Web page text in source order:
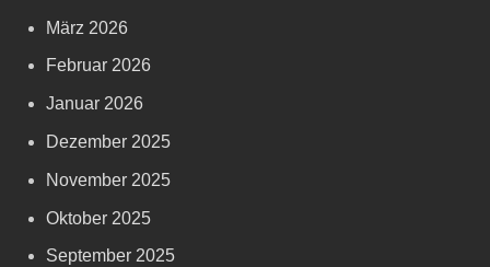
März 2026
Februar 2026
Januar 2026
Dezember 2025
November 2025
Oktober 2025
September 2025